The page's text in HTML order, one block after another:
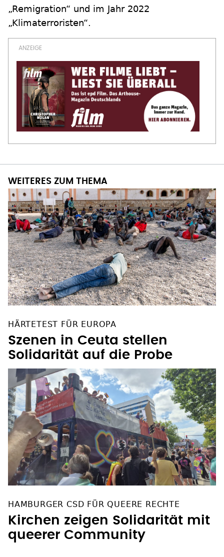
„Remigration“ und im Jahr 2022
„Klimaterroristen“.
WEITERES ZUM THEMA
HÄRTETEST FÜR EUROPA
Szenen in Ceuta stellen
Solidarität auf die Probe
HAMBURGER CSD FÜR QUEERE RECHTE
Kirchen zeigen Solidarität mit
queerer Community